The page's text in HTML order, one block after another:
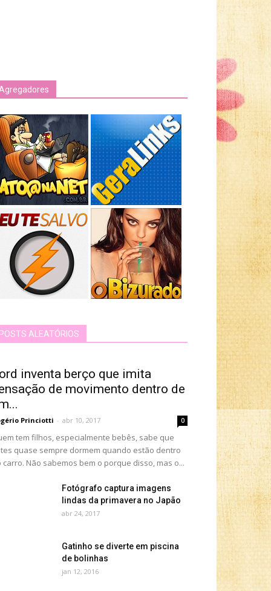
ALEATÓRIOS
inventa berço que imita
de movimento dentro de
Princiotti - abr 10, 2017 0
tem filhos, especialmente bebês, sabe que
quase sempre dormem quando estão dentro
carro. Não sabemos bem o porque disso, mas o...
Fotógrafo captura imagens
lindas da primavera no Japão
abr 24, 2017
Gatinho se diverte em piscina
de bolinhas
jan 12, 2016